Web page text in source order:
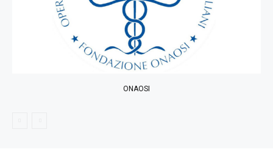
ONAOSI